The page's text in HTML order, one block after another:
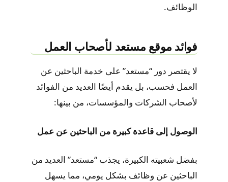
الوظائف.
فوائد موقع مستعد لأصحاب العمل
لا يقتصر دور “مستعد” على خدمة الباحثين عن
العمل فحسب، بل يقدم أيضًا العديد من الفوائد
لأصحاب الشركات والمؤسسات، من بينها:
الوصول إلى قاعدة كبيرة من الباحثين عن عمل
بفضل شعبيته الكبيرة، يجذب “مستعد” العديد من
الباحثين عن وظائف بشكل يومي، مما يسهل